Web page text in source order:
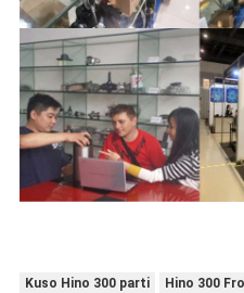
Kuso Hino 300 parti Hino 300